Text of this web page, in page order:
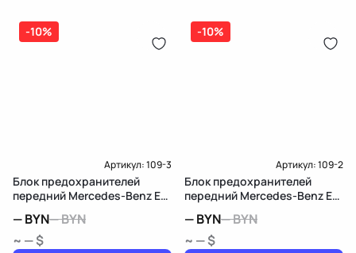
-10%
Артикул:109-3
Блок предохранителей
передний Mercedes-Benz E
—BYN—BYN
~ — $
-10%
Артикул:109-2
Блок предохранителей
передний Mercedes-Benz E
—BYN—BYN
~ — $